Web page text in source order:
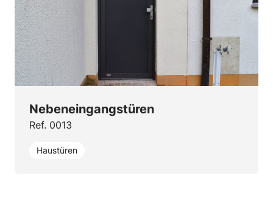
Nebeneingangstüren
Ref. 0013
Haustüren